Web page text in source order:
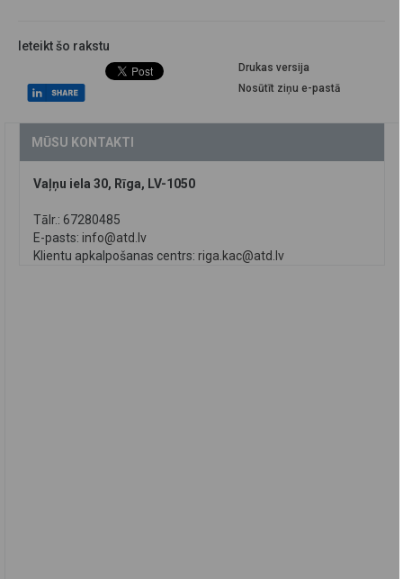
Ieteikt šo rakstu
Drukas versija
Nosūtīt ziņu e-pastā
MŪSU KONTAKTI
Vaļņu iela 30, Rīga, LV-1050
Tālr.: 67280485
E-pasts: info@atd.lv
Klientu apkalpošanas centrs: riga.kac@atd.lv